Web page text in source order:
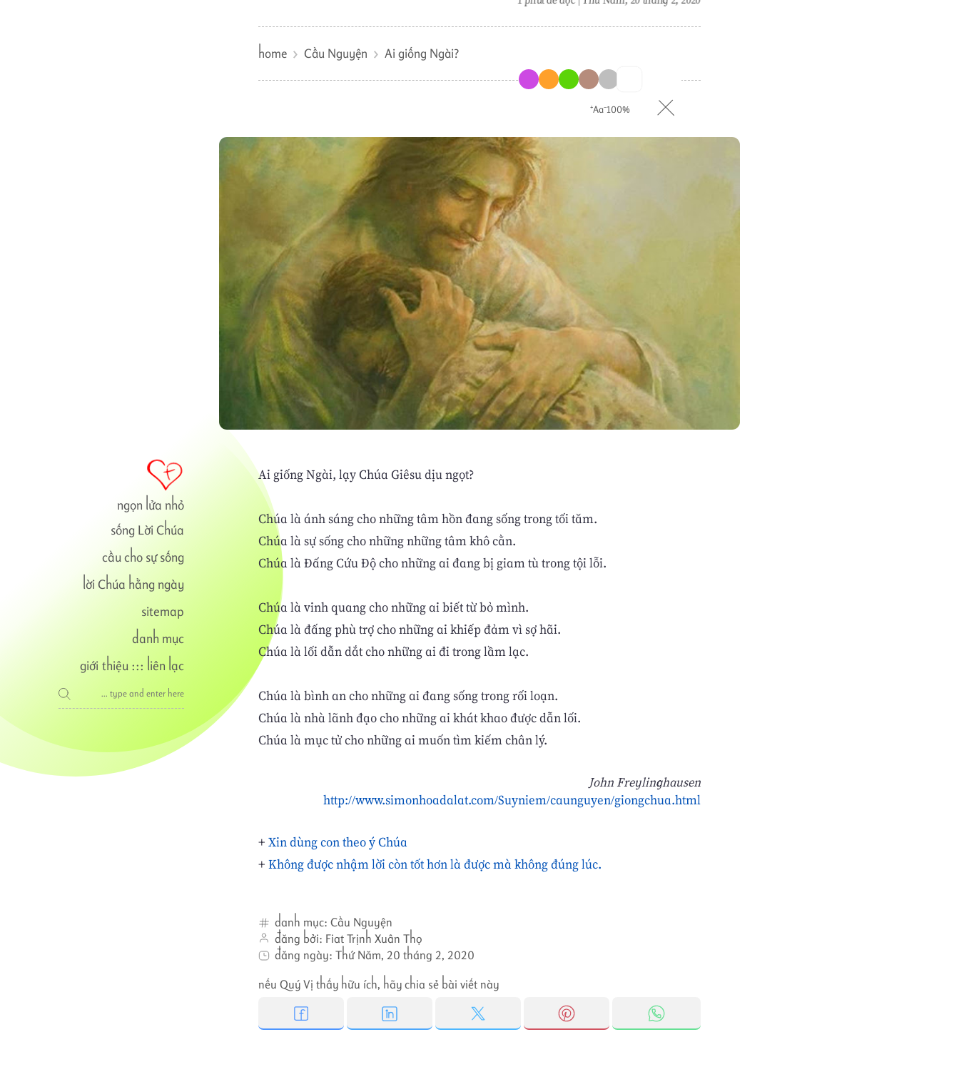
ngọn lửa nhỏ
sống Lời Chúa
cầu cho sự sống
lời Chúa hằng ngày
sitemap
danh mục
giới thiệu ::: liên lạc
home Cầu Nguyện Ai giống Ngài?
⁺Aa⁻100%
Ai giống Ngài, lạy Chúa Giêsu dịu ngọt?
Chúa là ánh sáng cho những tâm hồn đang sống trong tối tăm.
Chúa là sự sống cho những những tâm khô cằn.
Chúa là Đấng Cứu Độ cho những ai đang bị giam tù trong tội lỗi.
Chúa là vinh quang cho những ai biết từ bỏ mình.
Chúa là đấng phù trợ cho những ai khiếp đảm vì sợ hãi.
Chúa là lối dẫn dắt cho những ai đi trong lầm lạc.
Chúa là bình an cho những ai đang sống trong rối loạn.
Chúa là nhà lãnh đạo cho những ai khát khao được dẫn lối.
Chúa là mục tử cho những ai muốn tìm kiếm chân lý.
John Freylinghausen
http://www.simonhoadalat.com/Suyniem/caunguyen/giongchua.html
+ Xin dùng con theo ý Chúa
+ Không được nhậm lời còn tốt hơn là được mà không đúng lúc.
danh mục: Cầu Nguyện
đăng bởi: Fiat Trịnh Xuân Thọ
đăng ngày: Thứ Năm, 20 tháng 2, 2020
nếu Quý Vị thấy hữu ích, hãy chia sẻ bài viết này